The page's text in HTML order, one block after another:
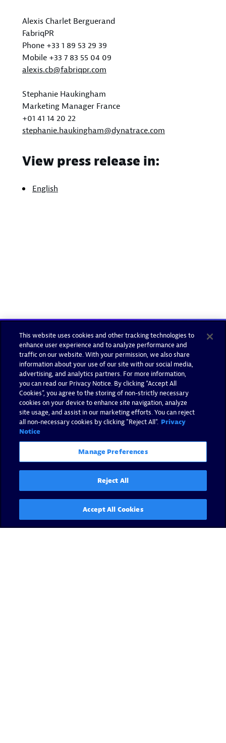
Alexis Charlet Berguerand
FabriqPR
Phone +33 1 89 53 29 39
Mobile +33 7 83 55 04 09
alexis.cb@fabriqpr.com
Stephanie Haukingham
Marketing Manager France
+01 41 14 20 22
stephanie.haukingham@dynatrace.com
View press release in:
English
This website uses cookies and other tracking technologies to
enhance user experience and to analyze performance and
traffic on our website. With your permission, we also share
information about your use of our site with our social media,
advertising, and analytics partners. For more information,
you can read our Privacy Notice. By clicking “Accept All
Cookies”, you agree to the storing of non-strictly necessary
cookies on your device to enhance site navigation, analyze
site usage, and assist in our marketing efforts. You can reject
all non-necessary cookies by clicking "Reject All". Privacy
Notice
Manage Preferences
Reject All
Accept All Cookies